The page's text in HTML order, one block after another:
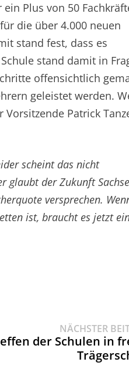
Plus von 50
die über 4.000 neuen
stand fest, dass es
stand damit in
offensichtlich
geleistet werden.
Patrick
scheint das nicht
glaubt der Zukunft
versprechen.
ist, braucht es jetzt
NÄCHSTER
der Schulen in